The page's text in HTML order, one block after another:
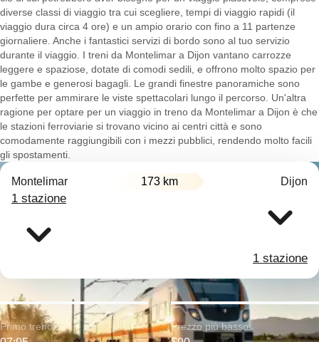
diverse classi di viaggio tra cui scegliere, tempi di viaggio rapidi (il
viaggio dura circa 4 ore) e un ampio orario con fino a 11 partenze
giornaliere. Anche i fantastici servizi di bordo sono al tuo servizio
durante il viaggio. I treni da Montelimar a Dijon vantano carrozze
leggere e spaziose, dotate di comodi sedili, e offrono molto spazio per
le gambe e generosi bagagli. Le grandi finestre panoramiche sono
perfette per ammirare le viste spettacolari lungo il percorso. Un'altra
ragione per optare per un viaggio in treno da Montelimar a Dijon è che
le stazioni ferroviarie si trovano vicino ai centri città e sono
comodamente raggiungibili con i mezzi pubblici, rendendo molto facili
gli spostamenti.
Montelimar 173 km Dijon
1 stazione
1 stazione
Primo treno: Prezzo più basso: